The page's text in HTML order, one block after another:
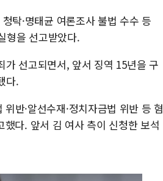
탁·명태균 여론조사 불법 수수 등
형을 선고받았다.
선고되면서, 앞서 징역 15년을 구
다.
반·알선수재·정치자금법 위반 등 혐
다. 앞서 김 여사 측이 신청한 보석